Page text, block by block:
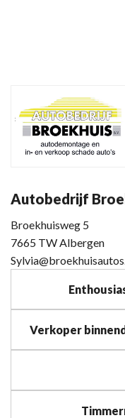
Autobedrijf
Broekhuisweg 5
7665 TW Albergen
Verkoper